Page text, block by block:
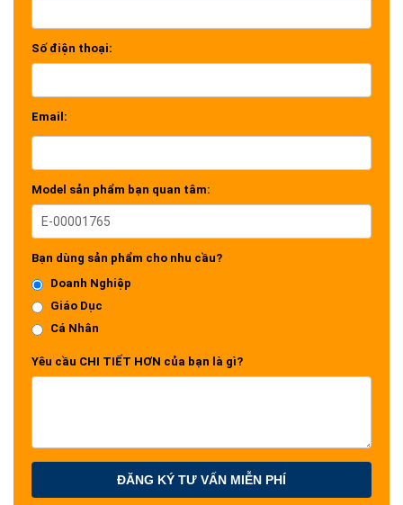
Số điện thoại:
Email:
Model sản phẩm bạn quan tâm:
Bạn dùng sản phẩm cho nhu cầu?
Doanh Nghiệp
Giáo Dục
Cá Nhân
Yêu cầu CHI TIẾT HƠN của bạn là gì?
ĐĂNG KÝ TƯ VẤN MIỄN PHÍ